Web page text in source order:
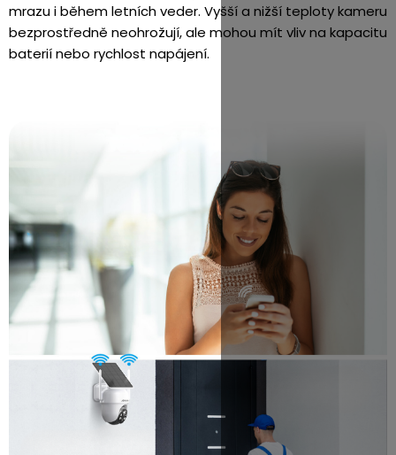
mrazu i během letních veder. Vyšší a nižší teploty kameru
bezprostředně neohrožují, ale mohou mít vliv na kapacitu
baterií nebo rychlost napájení.